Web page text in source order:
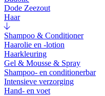
Dode Zeezout
Haar
Shampoo & Conditioner
Haarolie en -lotion
Haarkleuring
Gel & Mousse & Spray
Shampoo- en conditionerbar
Intensieve verzorging
Hand- en voet